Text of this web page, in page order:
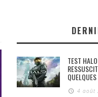
TEST
4 août